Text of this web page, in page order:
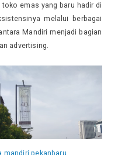
emas yang baru hadir di
melalui berbagai
Mandiri menjadi bagian
advertising.